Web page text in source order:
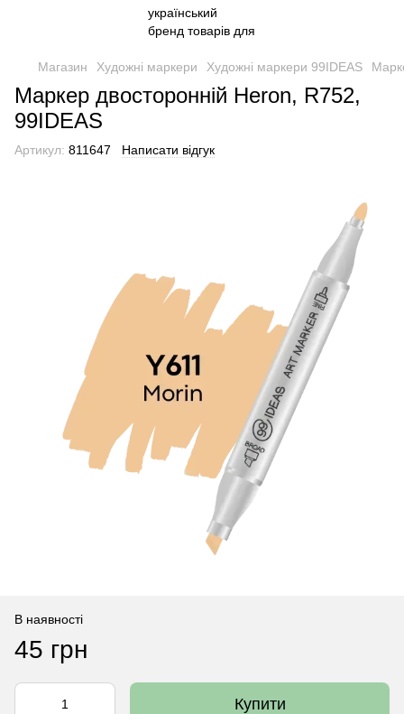
Магазин Художні маркери Художні маркери 99IDEAS
Маркер двосторонній Heron, R752,
99IDEAS
Артикул: 811647 Написати відгук
В наявності
45 грн
Купити